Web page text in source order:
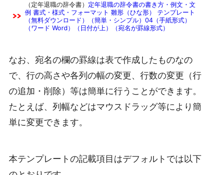
（定年退職の辞令書） 定年退職の辞令書の書き方・例文・文
例 書式・様式・フォーマット 雛形（ひな形） テンプレート
（無料ダウンロード）（簡単・シンプル）04（手紙形式）
（ワード Word）（日付が上）（宛名が罫線形式）
なお、宛名の欄の罫線は表で作成したものなの
で、行の高さや各列の幅の変更、行数の変更（行
の追加・削除）等は簡単に行うことができます。
たとえば、列幅などはマウスドラッグ等により簡
単に変更できます。
本テンプレートの記載項目はデフォルトでは以下